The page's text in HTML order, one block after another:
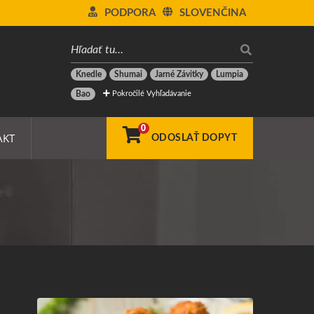
SLOVENČINA
PODPORA
Knedle Shumai Jarné Závitky Lumpia
Bao Pokročilé Vyhľadávanie
0
ODOSLAŤ DOPYT